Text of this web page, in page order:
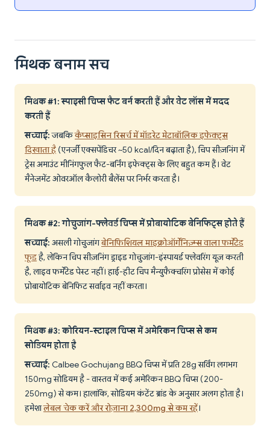
मिथक बनाम सच
मिथक #1: स्पाइसी चिप्स फैट बर्न करती हैं और वेट लॉस में मदद
करती हैं
सच्चाई:जबकिकैप्साइसिन रिसर्च में मॉडरेट मेटाबॉलिक इफेक्ट्स
दिखाता है (एनर्जी एक्सपेंडिचर ~50 kcal/दिन बढ़ाता है), चिप सीज़निंग में
ट्रेस अमाउंट मीनिंगफुल फैट-बर्निंग इफेक्ट्स के लिए बहुत कम हैं। वेट
मैनेजमेंट ओवरऑल कैलोरी बैलेंस पर निर्भर करता है।
मिथक #2: गोचुजांग-फ्लेवर्ड चिप्स में प्रोबायोटिक बेनिफिट्स होते हैं
सच्चाई: असली गोचुजांगबेनिफिशियल माइक्रोऑर्गेनिज़्म्स वाला फर्मेंटेड
फूडहै, लेकिन चिप सीज़निंग ड्राइड गोचुजांग-इंस्पायर्ड फ्लेवरिंग यूज़ करती
है, लाइव फर्मेंटेड पेस्ट नहीं। हाई-हीट चिप मैन्युफैक्चरिंग प्रोसेस में कोई
प्रोबायोटिक बेनिफिट सर्वाइव नहीं करता।
मिथक #3: कोरियन-स्टाइल चिप्स में अमेरिकन चिप्स से कम
सोडियम होता है
सच्चाई: Calbee Gochujang BBQ चिप्स में प्रति 28g सर्विंग लगभग
150mg सोडियम है - वास्तव में कई अमेरिकन BBQ चिप्स (200-
250mg) से कम। हालांकि, सोडियम कंटेंट ब्रांड के अनुसार अलग होता है।
हमेशालेबल चेक करें और रोज़ाना 2,300mg से कम रहें।